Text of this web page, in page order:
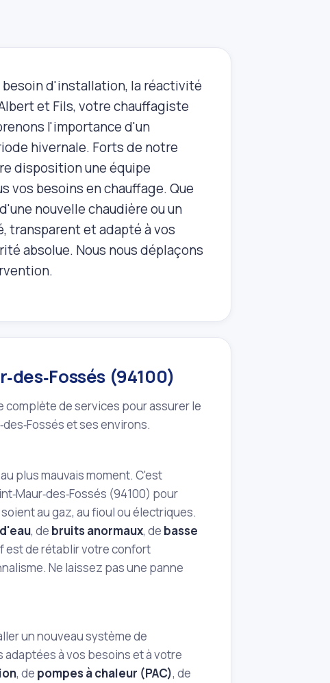
besoin d'installation, la réactivité
et Fils, votre chauffagiste
l'importance d'un
hivernale. Forts de notre
disposition une équipe
vos besoins en chauffage. Que
nouvelle chaudière ou un
transparent et adapté à vos
absolue. Nous nous déplaçons
(94100)
complète de services pour assurer le
et ses environs.
plus mauvais moment. C'est
(94100) pour
au gaz, au fioul ou électriques.
, de bruits anormaux, de basse
est de rétablir votre confort
Ne laissez pas une panne
un nouveau système de
à vos besoins et à votre
, de pompes à chaleur (PAC), de